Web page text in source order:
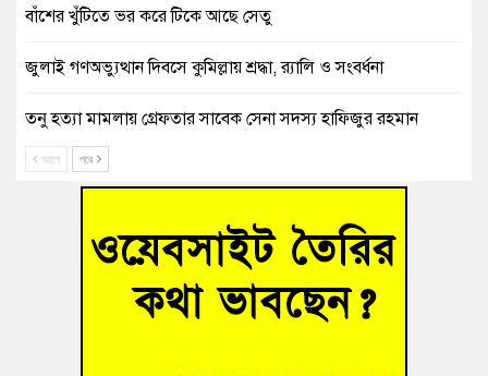
বাঁশের খুঁটিতে ভর করে টিকে আছে সেতু
জুলাই গণঅভ্যুত্থান দিবসে কুমিল্লায় শ্রদ্ধা, র‍্যালি ও সংবর্ধনা
তনু হত্যা মামলায় গ্রেফতার সাবেক সেনা সদস্য হাফিজুর রহমান
আহত শিক্ষার্থীদের দেখতে গিয়ে মেডিকেলের ক্যান্টিনে অবরুদ্ধ জবি
হোমনায় বিধবা নারীর জমি দখল ও জীবননাশের হুমকির অভিযোগ
বুড়িচংয়ে অতিথি পাখির আবাসস্থল সংরক্ষণে প্রশাসনের উদ্যোগ; ৯
আগে পরে